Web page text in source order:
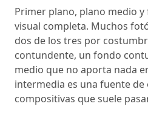
Primer plano, plano medio
visual completa. Muchos
dos de los tres por
contundente, un fondo
medio que no aporta nada
intermedia es una fuente
compositivas que suele